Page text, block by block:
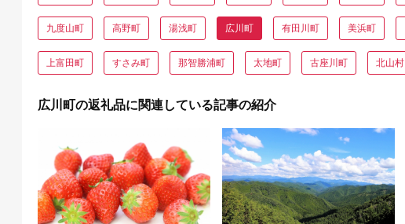
九度山町 高野町 湯浅町 広川町 有田川町 美浜町
上富田町 すさみ町 那智勝浦町 太地町 古座川町 北山村
広川町の返礼品に関連している記事の紹介